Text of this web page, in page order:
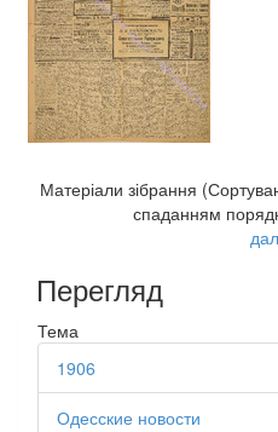
Матеріали зібрання
спаданням
Перегляд
Тема
1906
Одесские новости